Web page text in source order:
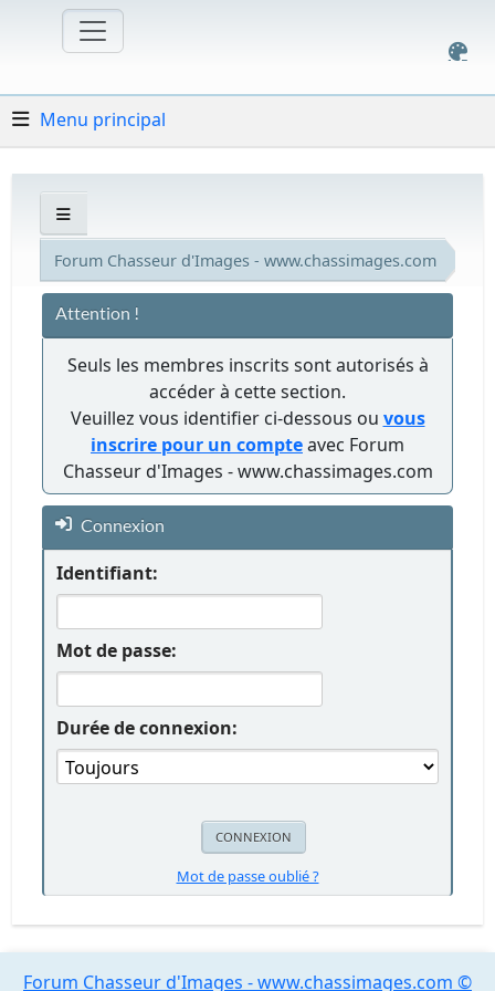
Menu principal
Forum Chasseur d'Images - www.chassimages.com
Attention !
Seuls les membres inscrits sont autorisés à
accéder à cette section.
Veuillez vous identifier ci-dessous ou vous
inscrire pour un compteavec Forum
Chasseur d'Images - www.chassimages.com
Connexion
Identifiant:
Mot de passe:
Durée de connexion:
Mot de passe oublié ?
Forum Chasseur d'Images - www.chassimages.com ©